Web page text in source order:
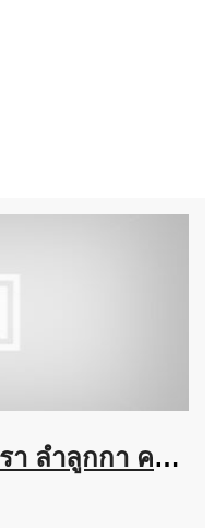
บ้านเดี่ยว หมู่บ้าน พรจิรา ลำลูกกา คลอง 7 เนื้อที่ 64 ตร.ว. ถูกสุดในโครงการ